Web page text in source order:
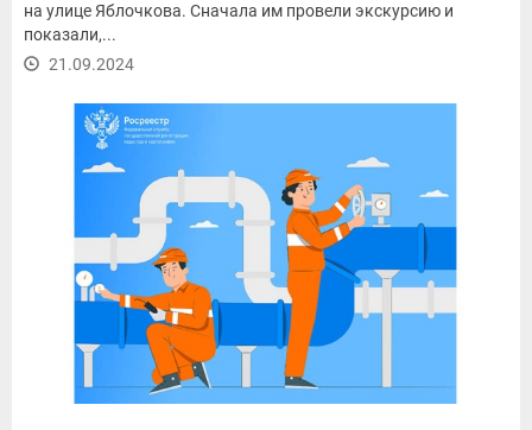
на улице Яблочкова. Сначала им провели экскурсию и
показали,...
21.09.2024